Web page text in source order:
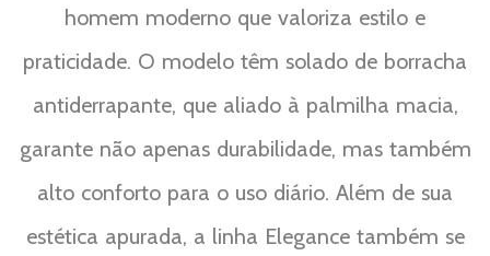
homem moderno que valoriza estilo e
praticidade. O modelo têm solado de borracha
antiderrapante, que aliado à palmilha macia,
garante não apenas durabilidade, mas também
alto conforto para o uso diário. Além de sua
estética apurada, a linha Elegance também se